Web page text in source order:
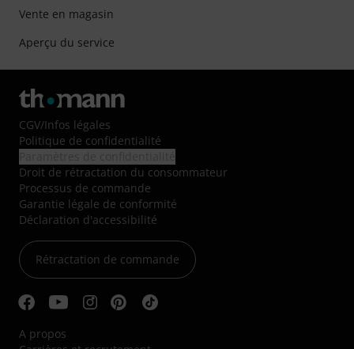
Vente en magasin
Aperçu du service
CGV/Infos légales
Politique de confidentialité
Droit de rétractation du consommateur
Processus de commande
Garantie légale de conformité
Déclaration d'accessibilité
Rétractation de commande
A propos